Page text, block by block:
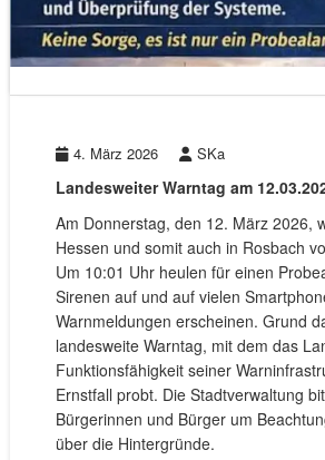
4. März 2026 SKa
Landesweiter Warntag am
Am Donnerstag, den 12. März 2026,
Hessen und somit auch in Rosbach
Um 10:01 Uhr heulen für einen
Sirenen auf und auf vielen
Warnmeldungen erscheinen. Grund
landesweite Warntag, mit dem das
Funktionsfähigkeit seiner
Ernstfall probt. Die Stadtverwaltung
Bürgerinnen und Bürger um
über die Hintergründe.